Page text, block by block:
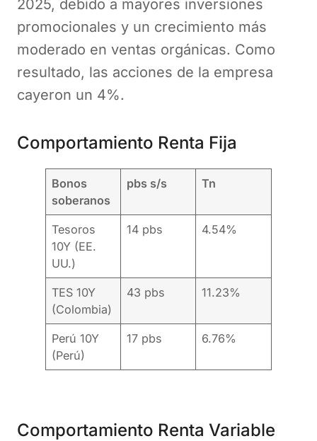
2025, debido a mayores inversiones
promocionales y un crecimiento más
moderado en ventas orgánicas. Como
resultado, las acciones de la empresa
cayeron un 4%.
Comportamiento Renta Fija
Bonos
soberanos
pbs s/s Tn
Tesoros
10Y (EE.
UU.)
14 pbs 4.54%
TES 10Y
(Colombia)
43 pbs 11.23%
Perú 10Y
(Perú)
17 pbs 6.76%
Comportamiento Renta Variable